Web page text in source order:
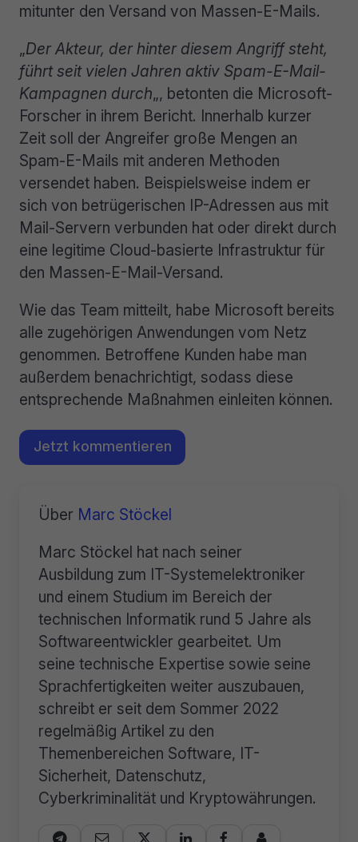
mitunter den Versand von Massen-E-Mails.
„Der Akteur, der hinter diesem Angriff steht,
führt seit vielen Jahren aktiv Spam-E-Mail-
Kampagnen durch„, betonten die Microsoft-
Forscher in ihrem Bericht. Innerhalb kurzer
Zeit soll der Angreifer große Mengen an
Spam-E-Mails mit anderen Methoden
versendet haben. Beispielsweise indem er
sich von betrügerischen IP-Adressen aus mit
Mail-Servern verbunden hat oder direkt durch
eine legitime Cloud-basierte Infrastruktur für
den Massen-E-Mail-Versand.
Wie das Team mitteilt, habe Microsoft bereits
alle zugehörigen Anwendungen vom Netz
genommen. Betroffene Kunden habe man
außerdem benachrichtigt, sodass diese
entsprechende Maßnahmen einleiten können.
Jetzt kommentieren
Über Marc Stöckel
Marc Stöckel hat nach seiner
Ausbildung zum IT-Systemelektroniker
und einem Studium im Bereich der
technischen Informatik rund 5 Jahre als
Softwareentwickler gearbeitet. Um
seine technische Expertise sowie seine
Sprachfertigkeiten weiter auszubauen,
schreibt er seit dem Sommer 2022
regelmäßig Artikel zu den
Themenbereichen Software, IT-
Sicherheit, Datenschutz,
Cyberkriminalität und Kryptowährungen.
     